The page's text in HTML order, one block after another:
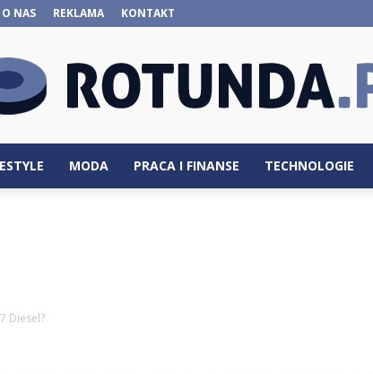
O NAS REKLAMA KONTAKT
Rotunda.pl
MODA PRACA I FINANSE TECHNOLOGIE
Diesel?